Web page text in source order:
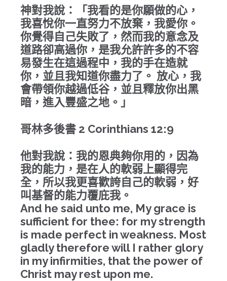
神對我說：「我看的是你願做的心，
我喜悅你一直努力不放棄，我愛你。
你覺得自己失敗了，然而我的意念及
道路卻高過你，是我允許許多的不容
易發生在這過程中，我的手在造就
你，並且我知道你盡力了。 放心，我
會帶領你越過低谷，並且釋放你出黑
暗，進入豐盛之地。」
哥林多後書 2 Corinthians 12:9
他對我說：我的恩典夠你用的，因為
我的能力，是在人的軟弱上顯得完
全，所以我更喜歡誇自己的軟弱，好
叫基督的能力覆庇我。
And he said unto me, My grace is
sufficient for thee: for my strength
is made perfect in weakness. Most
gladly therefore will I rather glory
in my infirmities, that the power of
Christ may rest upon me.